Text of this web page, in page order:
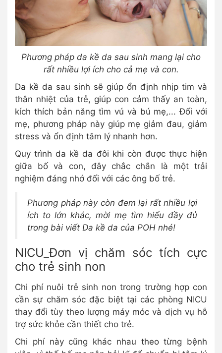
Phương pháp da kề da sau sinh mang lại cho
rất nhiều lợi ích cho cả mẹ và con.
Da kề da sau sinh sẽ giúp ổn định nhịp tim và
thân nhiệt của trẻ, giúp con cảm thấy an toàn,
kích thích bản năng tìm vú và bú mẹ,... Đối với
mẹ, phương pháp này giúp mẹ giảm đau, giảm
stress và ổn định tâm lý nhanh hơn.
Quy trình da kề da đôi khi còn được thực hiện
giữa bố và con, đây chắc chắn là một trải
nghiệm đáng nhớ đối với các ông bố trẻ.
Phương pháp này còn đem lại rất nhiều lợi
ích to lớn khác, mời mẹ tìm hiểu đầy đủ
trong bài viết Da kề da của POH nhé!
NICU_Đơn vị chăm sóc tích cực
cho trẻ sinh non
Chi phí nuôi trẻ sinh non trong trường hợp con
cần sự chăm sóc đặc biệt tại các phòng NICU
thay đổi tùy theo lượng máy móc và dịch vụ hỗ
trợ sức khỏe cần thiết cho trẻ.
Chi phí này cũng khác nhau theo từng bệnh